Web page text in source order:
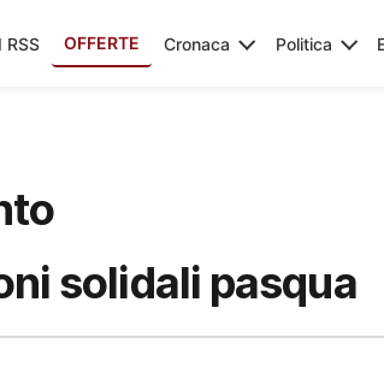
RSS OFFERTE Cronaca Politica
solidali pasqua